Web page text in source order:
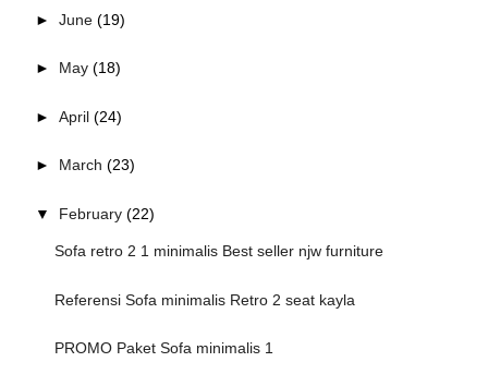
► June (19)
► May (18)
► April (24)
► March (23)
▼ February (22)
Sofa retro 2 1 minimalis Best seller njw furniture
Referensi Sofa minimalis Retro 2 seat kayla
PROMO Paket Sofa minimalis 1